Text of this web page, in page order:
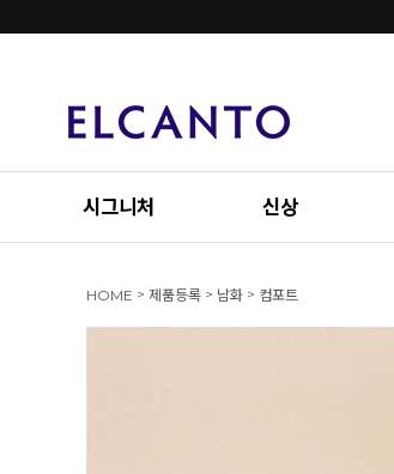
시그니처 신상
HOME > 제품등록 > 남화 > 컴포트